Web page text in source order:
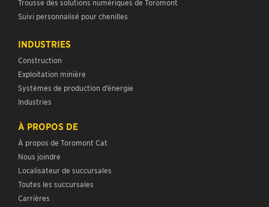
Trousse des solutions numériques de Toromont
Suivi personnalisé pour chenilles
INDUSTRIES
Construction
Exploitation minière
Systèmes de production d’énergie
Industries
À PROPOS DE
À propos de Toromont Cat
Nous joindre
Localisateur de succursales
Toutes les succursales
Carrières